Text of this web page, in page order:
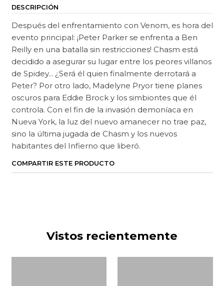
DESCRIPCIÓN
Después del enfrentamiento con Venom, es hora del
evento principal: ¡Peter Parker se enfrenta a Ben
Reilly en una batalla sin restricciones! Chasm está
decidido a asegurar su lugar entre los peores villanos
de Spidey... ¿Será él quien finalmente derrotará a
Peter? Por otro lado, Madelyne Pryor tiene planes
oscuros para Eddie Brock y los simbiontes que él
controla. Con el fin de la invasión demoníaca en
Nueva York, la luz del nuevo amanecer no trae paz,
sino la última jugada de Chasm y los nuevos
habitantes del Infierno que liberó.
COMPARTIR ESTE PRODUCTO
Vistos recientemente